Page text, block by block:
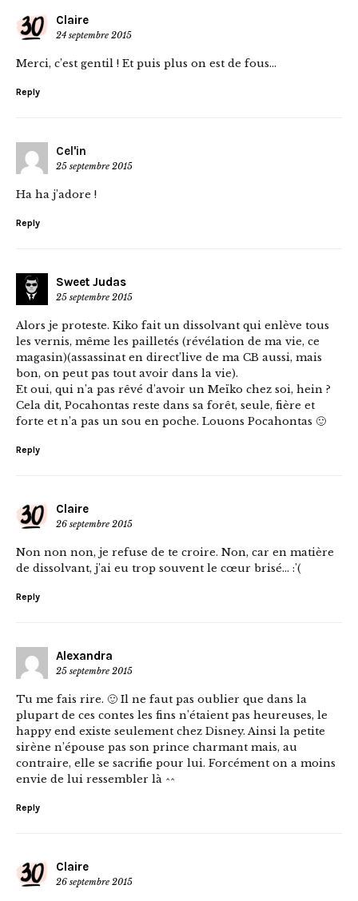
Claire
24 septembre 2015
Merci, c’est gentil ! Et puis plus on est de fous…
Reply
Cel'in
25 septembre 2015
Ha ha j’adore !
Reply
Sweet Judas
25 septembre 2015
Alors je proteste. Kiko fait un dissolvant qui enlève tous
les vernis, même les pailletés (révélation de ma vie, ce
magasin)(assassinat en direct’live de ma CB aussi, mais
bon, on peut pas tout avoir dans la vie).
Et oui, qui n’a pas rêvé d’avoir un Meïko chez soi, hein ?
Cela dit, Pocahontas reste dans sa forêt, seule, fière et
forte et n’a pas un sou en poche. Louons Pocahontas 🙂
Reply
Claire
26 septembre 2015
Non non non, je refuse de te croire. Non, car en matière
de dissolvant, j’ai eu trop souvent le cœur brisé… :'(
Reply
Alexandra
25 septembre 2015
Tu me fais rire. 🙂 Il ne faut pas oublier que dans la
plupart de ces contes les fins n’étaient pas heureuses, le
happy end existe seulement chez Disney. Ainsi la petite
sirène n’épouse pas son prince charmant mais, au
contraire, elle se sacrifie pour lui. Forcément on a moins
envie de lui ressembler là ^^
Reply
Claire
26 septembre 2015